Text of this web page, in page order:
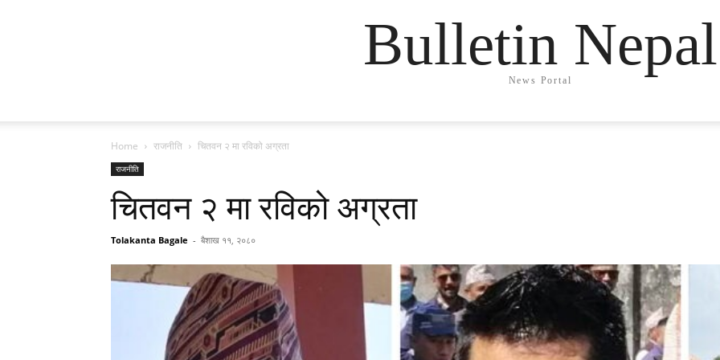
Bulletin Nepal
News Portal
Home राजनीति चितवन २ मा रविको अग्रता
राजनीति
चितवन २ मा रविको अग्रता
Tolakanta Bagale - बैशाख ११, २०८०